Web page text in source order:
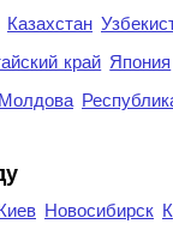
Казахстан
край Япония
Молдова
Новосибирск